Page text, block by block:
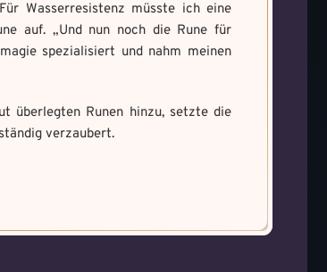
Wasserresistenz müsste ich eine
auf. „Und nun noch die Rune für
spezialisiert und nahm meinen
überlegten Runen hinzu, setzte die
verzaubert.